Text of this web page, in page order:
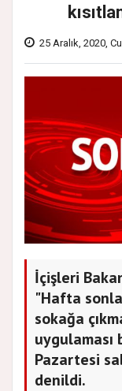
25 Aralık, 2020,
İçişleri
"Hafta
sokağa
uygulaması
Pazartesi
denildi.